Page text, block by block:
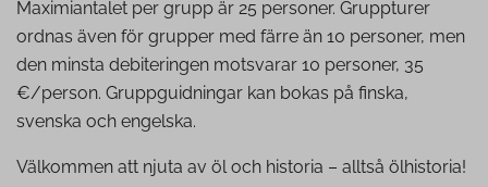
Maximiantalet per grupp är 25 personer. Gruppturer
ordnas även för grupper med färre än 10 personer, men
den minsta debiteringen motsvarar 10 personer, 35
€/person. Gruppguidningar kan bokas på finska,
svenska och engelska.
Välkommen att njuta av öl och historia – alltså ölhistoria!